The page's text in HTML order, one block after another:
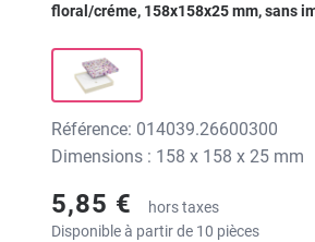
floral/créme, 158x158x25 mm, sans
Référence: 014039.26600300
Dimensions : 158 x 158 x 25 mm
5,85 €
hors taxes
Disponible à partir de 10 pièces